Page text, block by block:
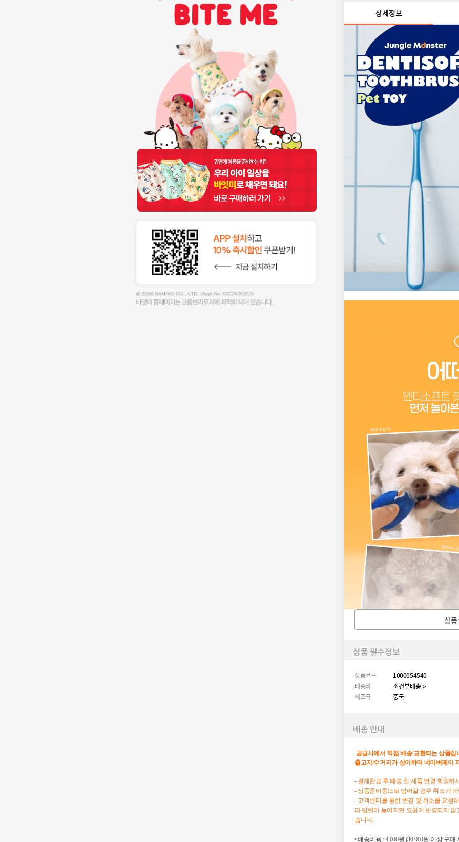
상세정보
상
상품 필수정보
상품코드
1000054540
배송비
조건부배송 >
제조국
중국
배송 안내
공급사에서 직접 배송/교환되는상품입
출고지 /수거지가 상이하여 네이버페이
- 결제완료 후 배송 전 제품 변경 희망
- 상품준비중으로 넘어갈 경우 취소가
- 고객센터를 통한 변경 및 취소를 요청
라 답변이 늦어지면 요청이 반영되지
습니다.
• 배송비용 : 4,000원 (30,000원 이상 구매